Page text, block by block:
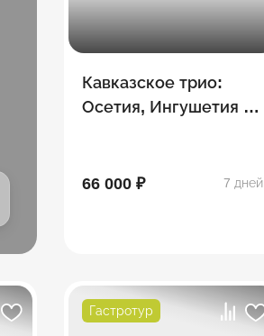
Кавказское трио:
Осетия, Ингушетия и
66 000 ₽ 7 дней
Гастротур